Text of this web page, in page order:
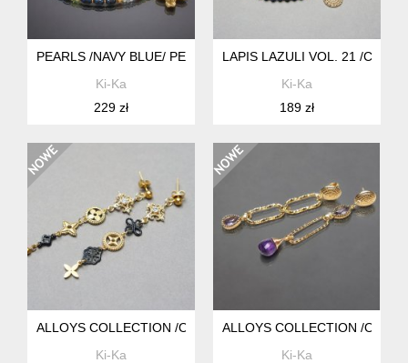
PEARLS /NAVY BLUE/ PERŁY NATURALNE - CHOKER /
Ki-Ka
229 zł
LAPIS LAZULI VOL. 21 /
Ki-Ka
189 zł
ALLOYS COLLECTION /ODD/ - VARIATIONS VOL. 16 -
Ki-Ka
ALLOYS COLLECTION /ODD/
Ki-Ka